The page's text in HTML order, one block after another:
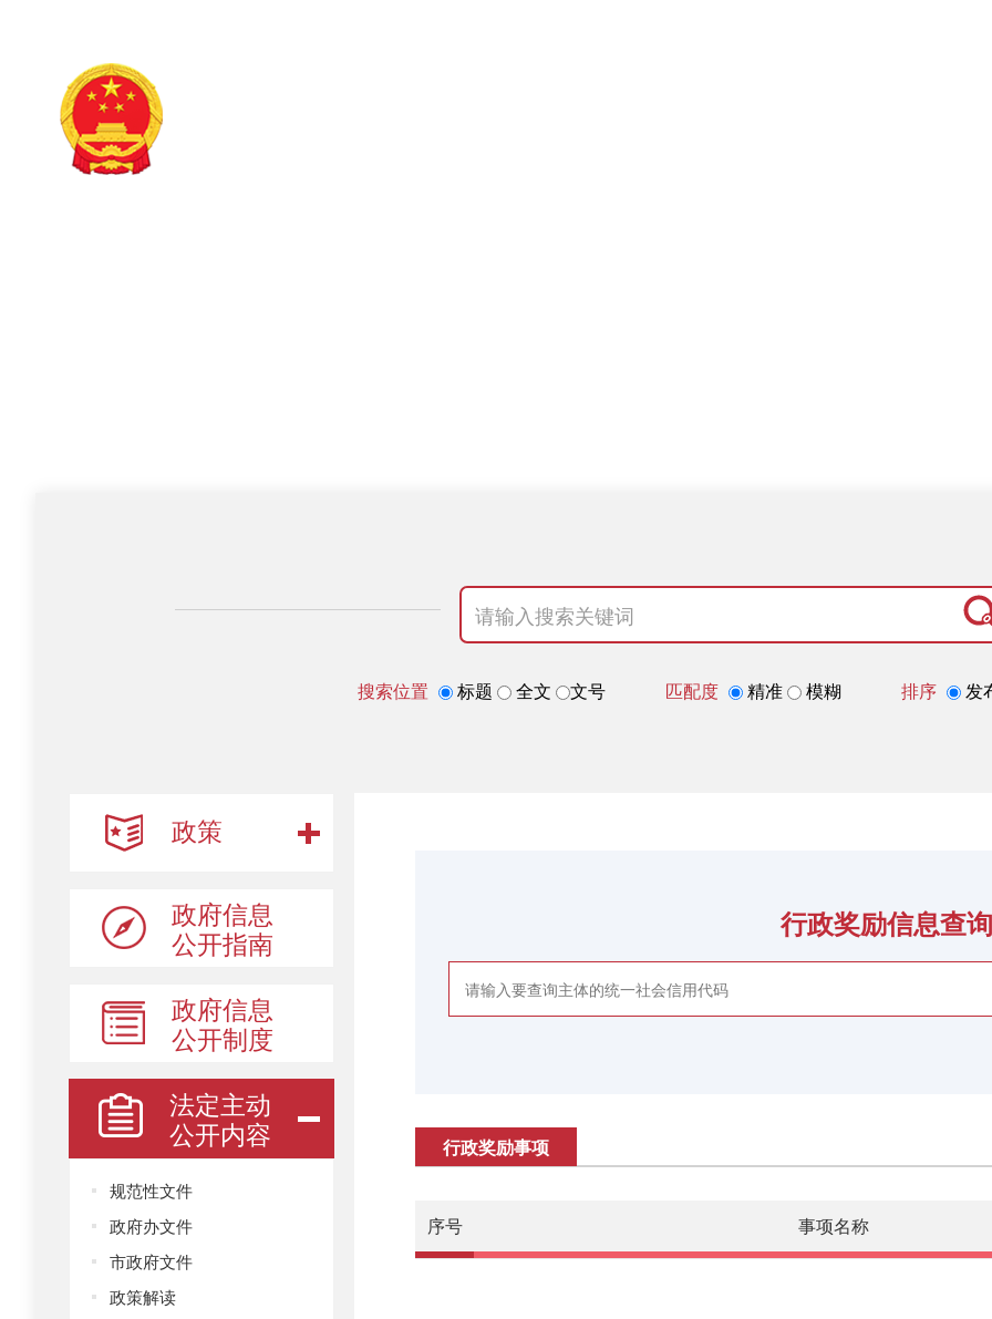
搜索位置 标题 全文 文号 匹配度 精准 模糊 排序 发
政策
政府信息
公开指南
政府信息
公开制度
法定主动
公开内容
规范性文件
政府办文件
市政府文件
政策解读
行政奖励信息查询
行政奖励事项
序号 事项名称